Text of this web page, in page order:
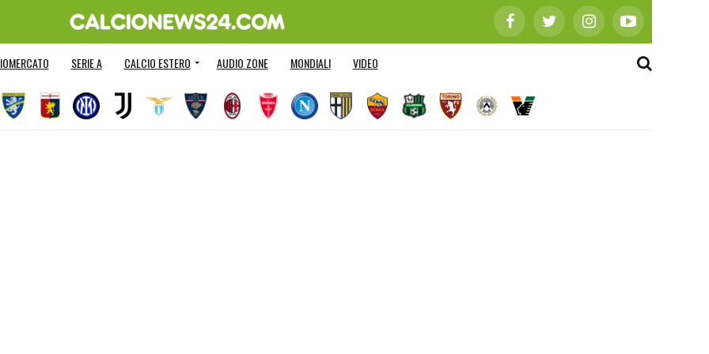
SERIE A CALCIO ESTERO AUDIO ZONE MONDIALI VIDEO